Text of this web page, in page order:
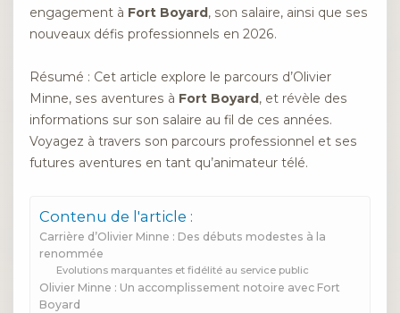
engagement à Fort Boyard, son salaire, ainsi que ses
nouveaux défis professionnels en 2026.
Résumé : Cet article explore le parcours d’Olivier
Minne, ses aventures à Fort Boyard , et révèle des
informations sur son salaire au fil de ces années.
Voyagez à travers son parcours professionnel et ses
futures aventures en tant qu’animateur télé.
Contenu de l'article :
Carrière d’Olivier Minne : Des débuts modestes à la
renommée
Evolutions marquantes et fidélité au service public
Olivier Minne : Un accomplissement notoire avec Fort
Boyard